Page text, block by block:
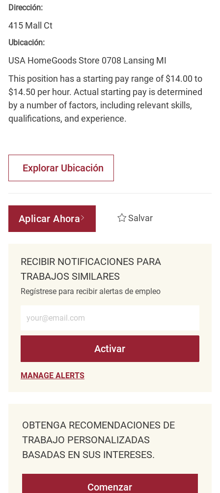
Dirección:
415 Mall Ct
Ubicación:
USA HomeGoods Store 0708 Lansing MI
This position has a starting pay range of $14.00 to
$14.50 per hour. Actual starting pay is determined
by a number of factors, including relevant skills,
qualifications, and experience.
Explorar Ubicación
Aplicar Ahora Salvar
RECIBIR NOTIFICACIONES PARA
TRABAJOS SIMILARES
Regístrese para recibir alertas de empleo
Activar
MANAGE ALERTS
OBTENGA RECOMENDACIONES DE
TRABAJO PERSONALIZADAS
BASADAS EN SUS INTERESES.
Comenzar